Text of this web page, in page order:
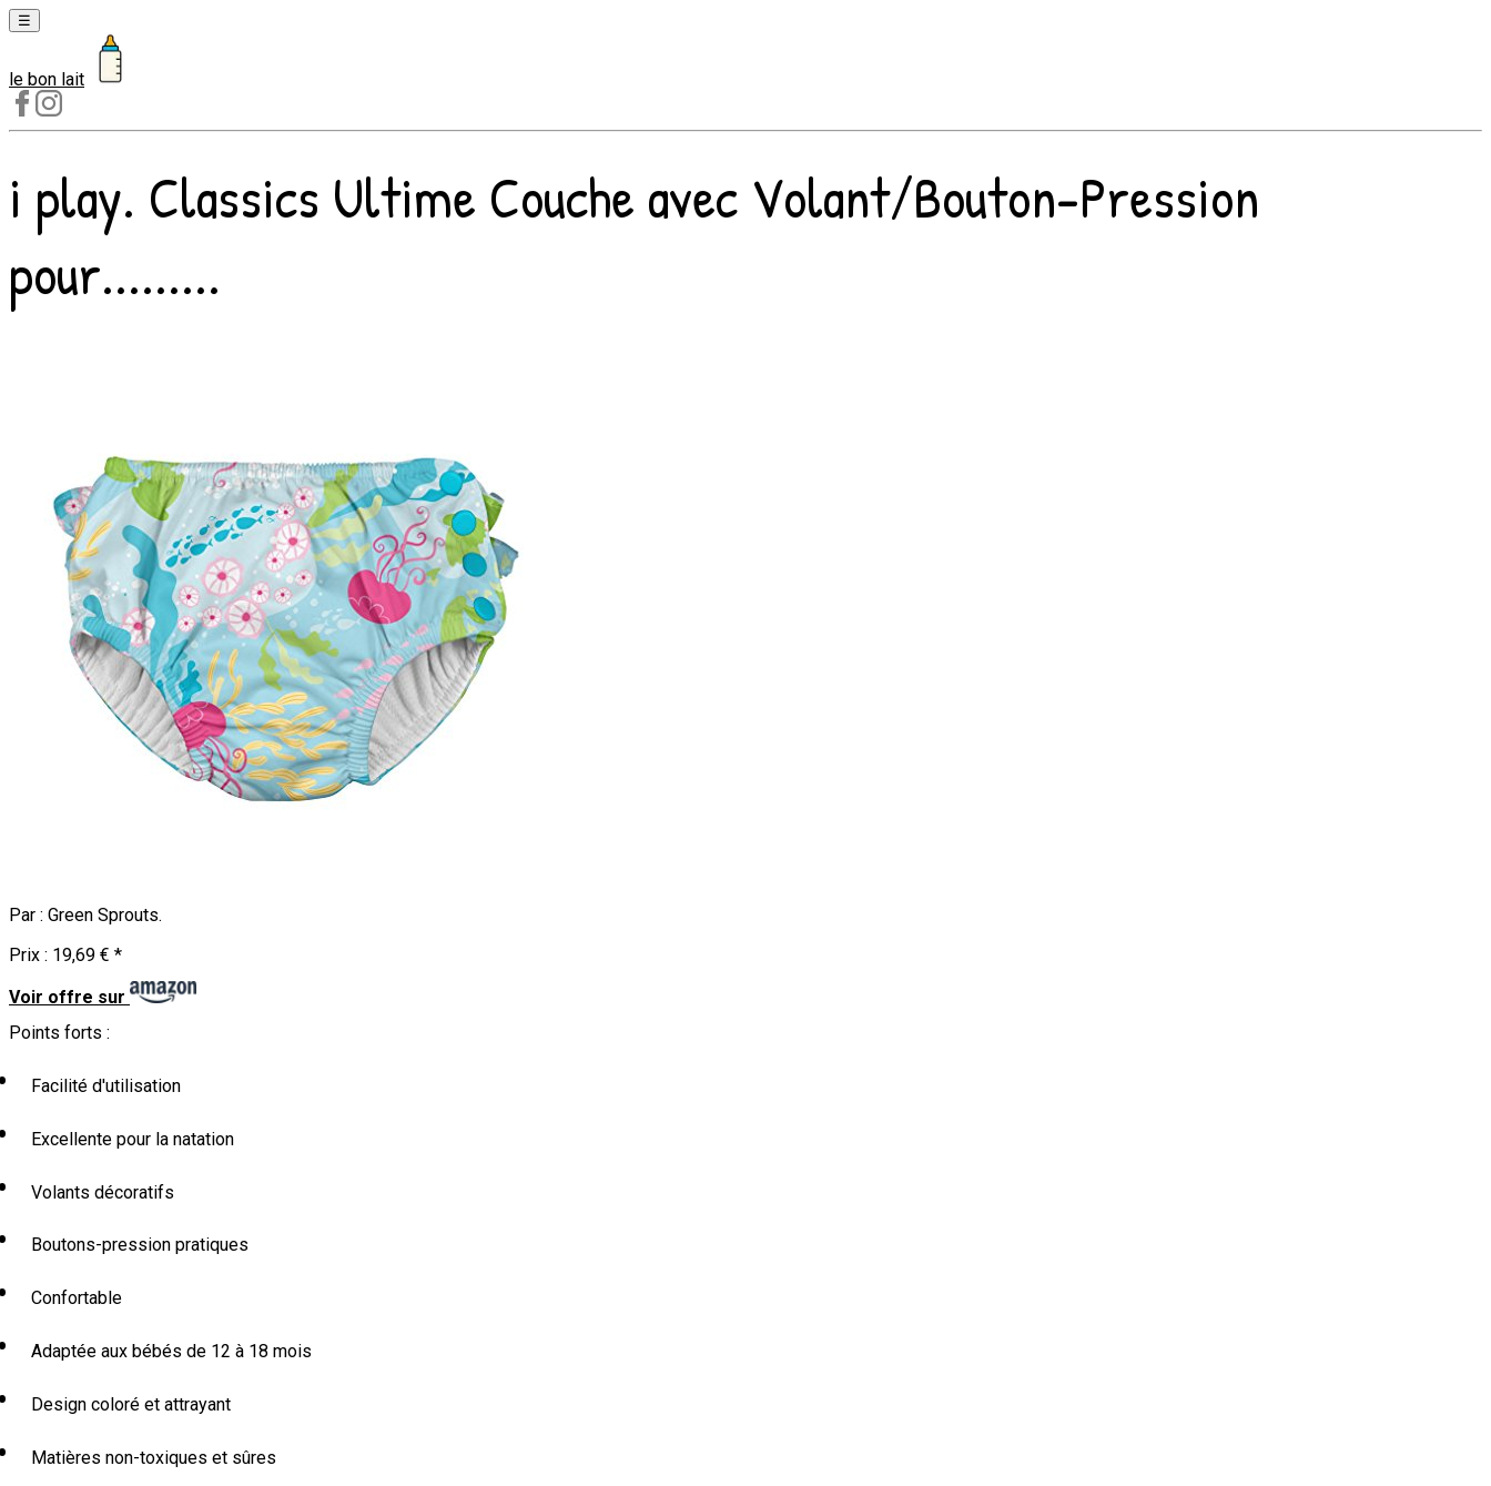
☰
Laits
1er
âge
Laits
2e
âge
Laits
de
le bon lait
i play. Classics Ultime Couche avec Volant/Bouton-Pression
pour.........
Par : Green Sprouts.
Prix : 19,69 € *
Voir offre sur
Points forts :
Facilité d'utilisation
Excellente pour la natation
Volants décoratifs
Boutons-pression pratiques
Confortable
Adaptée aux bébés de 12 à 18 mois
Design coloré et attrayant
Matières non-toxiques et sûres